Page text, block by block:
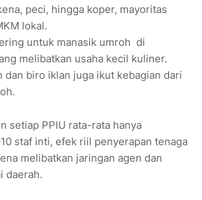
peci, hingga koper, mayoritas
lokal.
untuk manasik umroh di
melibatkan usaha kecil kuliner.
dan biro iklan juga ikut kebagian dari
setiap PPIU rata-rata hanya
staf inti, efek riil penyerapan tenaga
melibatkan jaringan agen dan
daerah.